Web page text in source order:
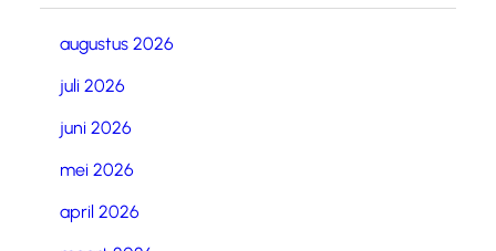
augustus 2026
juli 2026
juni 2026
mei 2026
april 2026